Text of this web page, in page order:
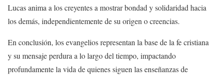
Lucas anima a los creyentes a mostrar bondad y solidaridad hacia
los demás, independientemente de su origen o creencias.
En conclusión, los evangelios representan la base de la fe cristiana
y su mensaje perdura a lo largo del tiempo, impactando
profundamente la vida de quienes siguen las enseñanzas de